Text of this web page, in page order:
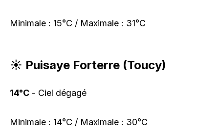
Minimale : 15°C / Maximale : 31°C
☀️ Puisaye Forterre (Toucy)
14°C - Ciel dégagé
Minimale : 14°C / Maximale : 30°C